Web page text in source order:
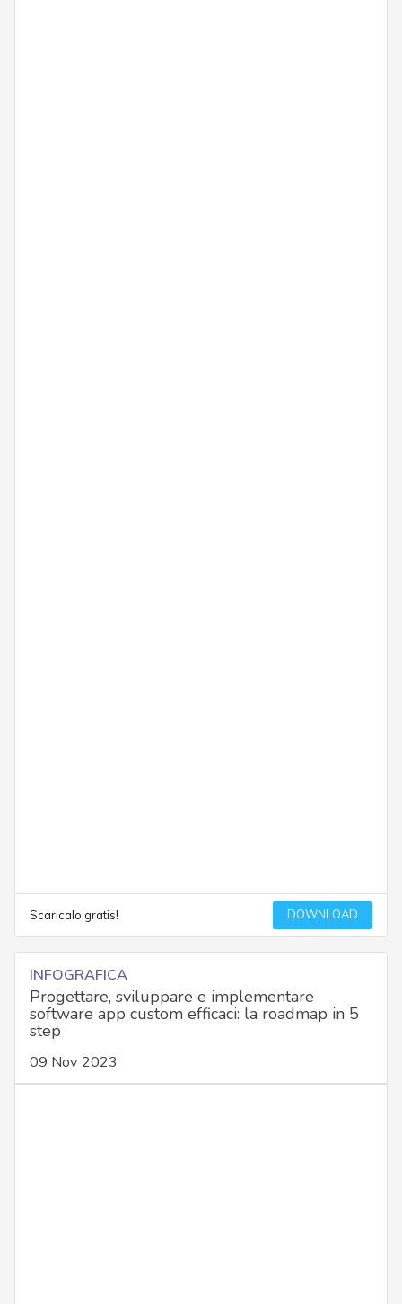
Scaricalo gratis! DOWNLOAD
INFOGRAFICA
Progettare, sviluppare e implementare
software app custom efficaci: la roadmap in 5
step
09 Nov 2023